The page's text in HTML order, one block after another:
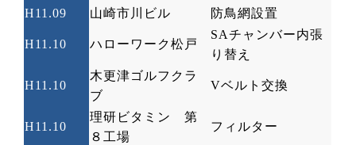
H11.09
山崎市川ビル 防鳥網設置
H11.10 ハローワーク松戸
SAチャンバー内張
り替え
H11.10
木更津ゴルフクラ
ブ
Vベルト交換
H11.10
理研ビタミン 第
８工場
フィルター